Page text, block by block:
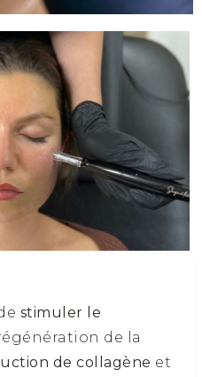
stimuler le
de la
de collagène et